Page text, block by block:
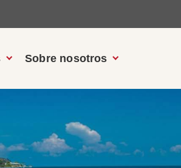
Sobre nosotros